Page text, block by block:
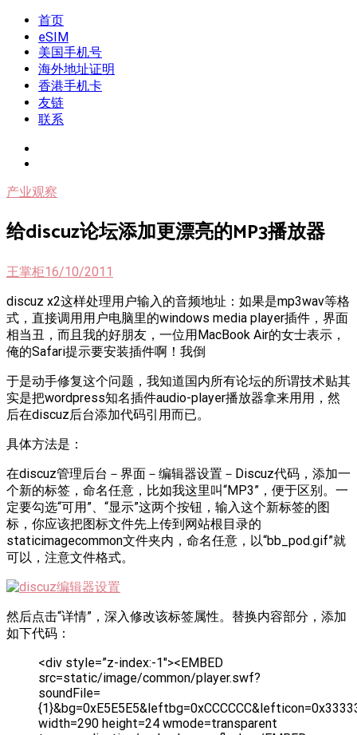
Skip
content
我是王掌柜
新闻酸菜馆|极客电台|自媒体联盟
首页
eSIM
美国手机号
海外地址证明
香港手机卡
友链
联系
产业观察
给discuz论坛添加更漂亮的MP3播放器
王掌柜16/10/2011
discuz x2这样处理用户输入的音频地址：如果是mp3wav等格
式，直接调用用户电脑里的windows media player插件，界面
相当丑，而且我的好朋友，一位用MacBook Air的女士表示，
俺的Safari提示要安装插件啊！我倒
于是动手修复这个问题，我知道国内所有论坛的所谓技术贴其
实是把wordpress知名插件audio-player播放器拿来用用，然
后在discuz后台添加代码引用而已。
具体方法是：
在discuz管理后台－界面－编辑器设置－Discuz代码，添加一
个新的标签，命名任意，比如我这里叫“MP3”，便于区别。一
定要勾选“可用”、“显示”这两个按钮，输入这个新标签的图
标，你应该把图标文件先上传到网站根目录的
staticimagecommon文件夹内，命名任意，以“bb_pod.gif”就
可以，注意文件格式。
然后点击“详情”，深入修改该标签属性。替换内容部分，添加
如下代码：
<div style=”z-index:-1″><EMBED
src=static/image/common/player.swf?
soundFile=
width=290 height=24 wmode=transparent